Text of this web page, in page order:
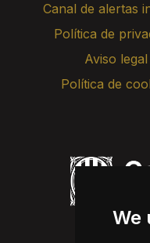
We
Canal de alertas
Política de
Aviso legal
Política de